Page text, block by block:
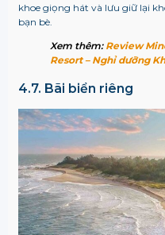
khoe giọng hát và lưu giữ lại
bạn bè.
Xem thêm: Review
Resort – Nghỉ dưỡng
4.7. Bãi biển riêng